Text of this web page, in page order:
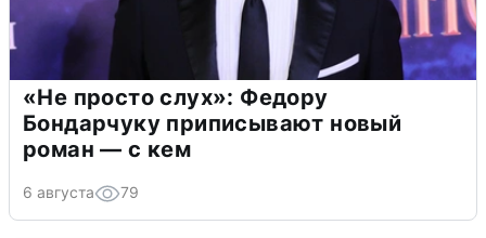
«Не просто слух»: Федору
Бондарчуку приписывают новый
роман — с кем
6 августа 79